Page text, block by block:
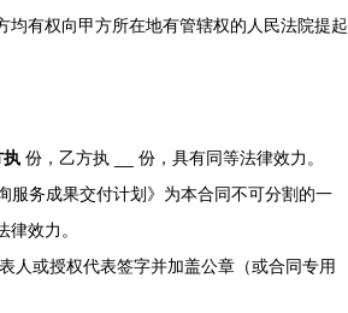
均有权向甲方所在地有管辖权的人民法院提起
执 份，乙方执 __ 份，具有同等法律效力。
服务成果交付计划》为本合同不可分割的一
效力。
人或授权代表签字并加盖公章（或合同专用